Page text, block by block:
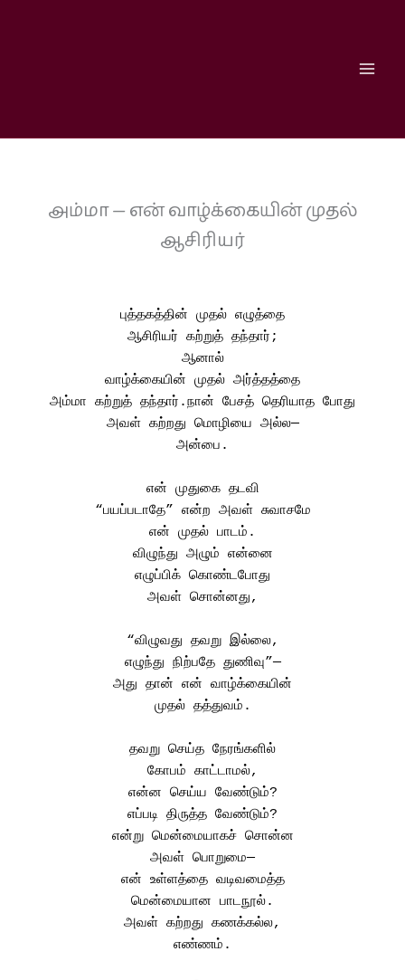
அம்மா — என் வாழ்க்கையின் முதல்
ஆசிரியர்
புத்தகத்தின் முதல் எழுத்தை
ஆசிரியர் கற்றுத் தந்தார்;
ஆனால்
வாழ்க்கையின் முதல் அர்த்தத்தை
அம்மா கற்றுத் தந்தார்.நான் பேசத் தெரியாத போது
அவள் கற்றது மொழியை அல்ல—
அன்பை.
என் முதுகை தடவி
“பயப்படாதே” என்ற அவள் சுவாசமே
என் முதல் பாடம்.
விழுந்து அழும் என்னை
எழுப்பிக் கொண்டபோது
அவள் சொன்னது,
“விழுவது தவறு இல்லை,
எழுந்து நிற்பதே துணிவு”—
அது தான் என் வாழ்க்கையின்
முதல் தத்துவம்.
தவறு செய்த நேரங்களில்
கோபம் காட்டாமல்,
என்ன செய்ய வேண்டும்?
எப்படி திருத்த வேண்டும்?
என்று மென்மையாகச் சொன்ன
அவள் பொறுமை—
என் உள்ளத்தை வடிவமைத்த
மென்மையான பாடநூல்.
அவள் கற்றது கணக்கல்ல,
எண்ணம்.